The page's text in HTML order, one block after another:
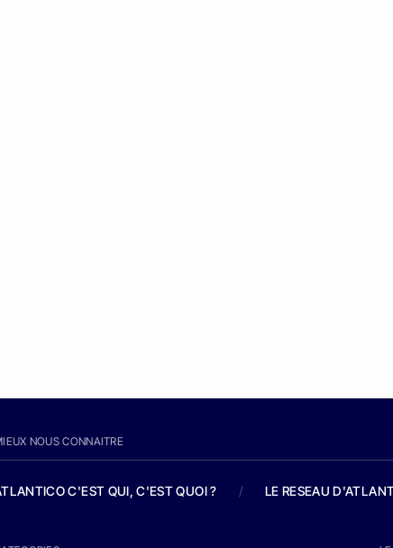
NOUS CONNAITRE
C'EST QUI, C'EST QUOI ? / LE RESEAU